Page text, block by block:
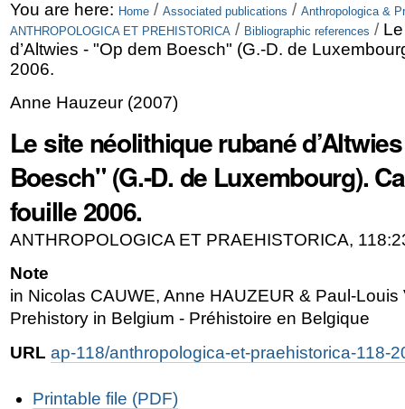
Skip
to
content.
|
Skip
to
navigation
Personal
tools
You are here: Home / Associated publications / Anthropologica &
ANTHROPOLOGICA ET PREHISTORICA / Bibliographic references /
d’Altwies - "Op dem Boesch" (G.-D. de
2006.
Anne Hauzeur(2007)
Le site néolithique rubané
Boesch" (G.-D. de Luxembourg).
fouille 2006.
ANTHROPOLOGICA ET PRAEHISTORICA,
Note
in Nicolas CAUWE, Anne HAUZEUR & Paul-Louis
Prehistory in Belgium - Préhistoire en Belgique
URL ap-118/anthropologica-et-praehistorica-118-
ActionsPrintable file (PDF)